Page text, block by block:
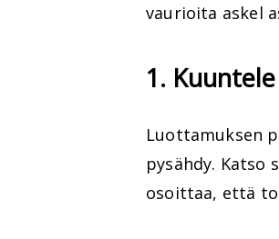
vaurioita askel
1.
Luottamuksen
pysähdy. Katso
osoittaa, että